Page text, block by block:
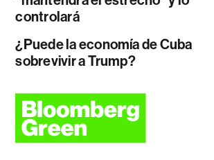
controlará
¿Puede la economía de Cuba
sobrevivir a Trump?